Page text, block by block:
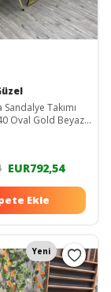
Takımı
Oval Gold Beyaz
EUR792,54
Ekle
Yeni